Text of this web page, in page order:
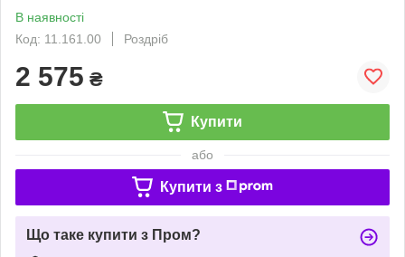
В наявності
Код: 11.161.00
Роздріб
2 575 ₴
Купити
або
Купити з
Що таке купити з Пром?